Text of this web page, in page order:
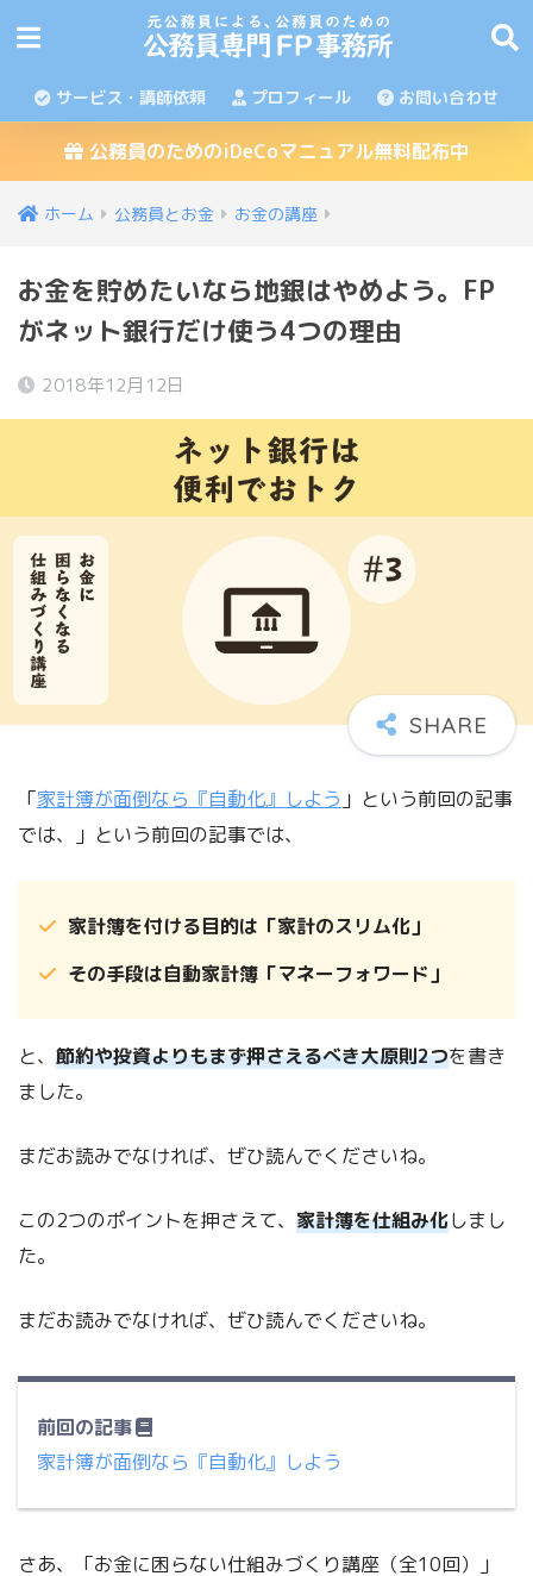
サービス・講師依頼 プロフィール お問い合わせ
公務員のためのiDeCoマニュアル無料配布中
ホーム 公務員とお金 お金の講座
お金を貯めたいなら地銀はやめよう。FP
がネット銀行だけ使う4つの理由
2018年12月12日
「家計簿が面倒なら『自動化』しよう 」という前回の記事
では、」という前回の記事では、
家計簿を付ける目的は「家計のスリム化」
その手段は自動家計簿「マネーフォワード」
と、 節約や投資よりもまず押さえるべき大原則2つを書き
ました。
まだお読みでなければ、ぜひ読んでくださいね。
この2つのポイントを押さえて、 家計簿を仕組み化しまし
た。
まだお読みでなければ、ぜひ読んでくださいね。
前回の記事
家計簿が面倒なら『自動化』しよう
さあ、「お金に困らない仕組みづくり講座（全10回）」